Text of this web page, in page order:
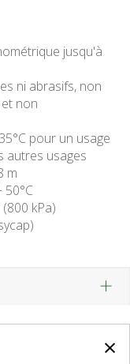
×
jusqu'à
ni abrasifs, non
non
pour un usage
autres usages
m
50°C
kPa)